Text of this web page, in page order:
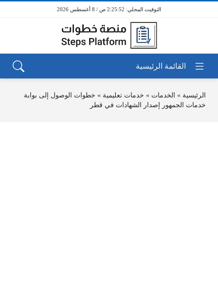
2:25:52 ص / 8 أغسطس 2026
الرئيسية » الخدمات » خدمات تعليمية » خطوات الوصول إلى بوابة
خدمات الجمهور إصدار الشهادات في قطر